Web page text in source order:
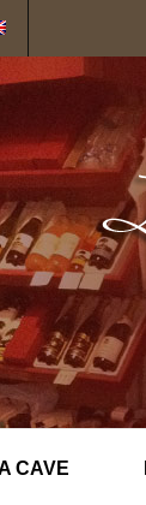
CAVE